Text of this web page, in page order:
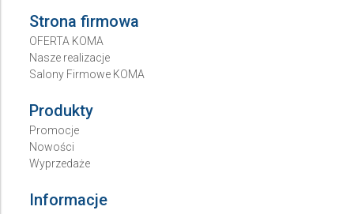
Strona firmowa
OFERTA KOMA
Nasze realizacje
Salony Firmowe KOMA
Produkty
Promocje
Nowości
Wyprzedaże
Informacje